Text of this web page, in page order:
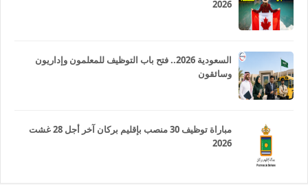
2026
السعودية 2026.. فتح باب التوظيف للمعلمون وإداريون
وسائقون
مباراة توظيف 30 منصب بإقليم بركان آخر أجل 28 غشت
2026